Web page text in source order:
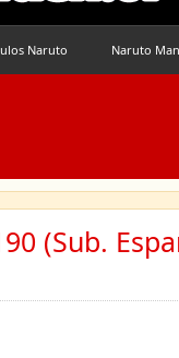
Naruto Naruto
(Sub.